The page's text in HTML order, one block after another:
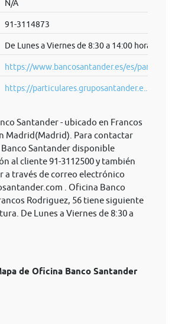
N/A
91-3114873
De Lunes a Viernes de 8:30 a 14:00 horas.
https://www.bancosantander.es/es/
https://particulares.gruposantander.e...
Santander - ubicado en Francos
Madrid(Madrid). Para contactar
Santander disponible
al cliente 91-3112500 y también
a través de correo electrónico
. Oficina Banco
Rodriguez, 56 tiene siguiente
De Lunes a Viernes de 8:30 a
de Oficina Banco Santander